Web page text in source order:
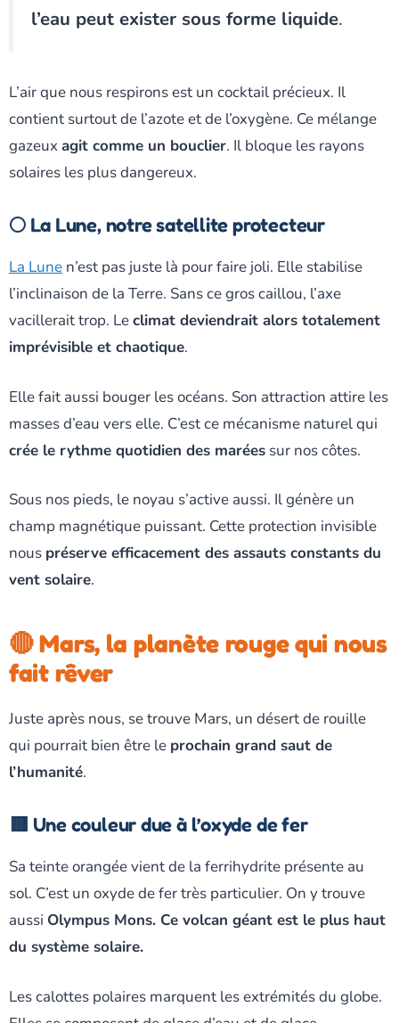
l’eau peut exister sous forme liquide.
L’air que nous respirons est un cocktail précieux. Il
contient surtout de l’azote et de l’oxygène. Ce mélange
gazeux agit comme un bouclier. Il bloque les rayons
solaires les plus dangereux.
🌕 La Lune, notre satellite protecteur
La Lune n’est pas juste là pour faire joli. Elle stabilise
l’inclinaison de la Terre. Sans ce gros caillou, l’axe
vacillerait trop. Leclimat deviendrait alors totalement
imprévisible et chaotique.
Elle fait aussi bouger les océans. Son attraction attire les
masses d’eau vers elle. C’est ce mécanisme naturel qui
crée le rythme quotidien des marées sur nos côtes.
Sous nos pieds, le noyau s’active aussi. Il génère un
champ magnétique puissant. Cette protection invisible
nous préserve efficacement des assauts constants du
vent solaire.
🔴 Mars, la planète rouge qui nous
fait rêver
Juste après nous, se trouve Mars, un désert de rouille
qui pourrait bien être le prochain grand saut de
l’humanité.
🟥 Une couleur due à l’oxyde de fer
Sa teinte orangée vient de la ferrihydrite présente au
sol. C’est un oxyde de fer très particulier. On y trouve
aussi Olympus Mons. Ce volcan géant est le plus haut
du système solaire.
Les calottes polaires marquent les extrémités du globe.